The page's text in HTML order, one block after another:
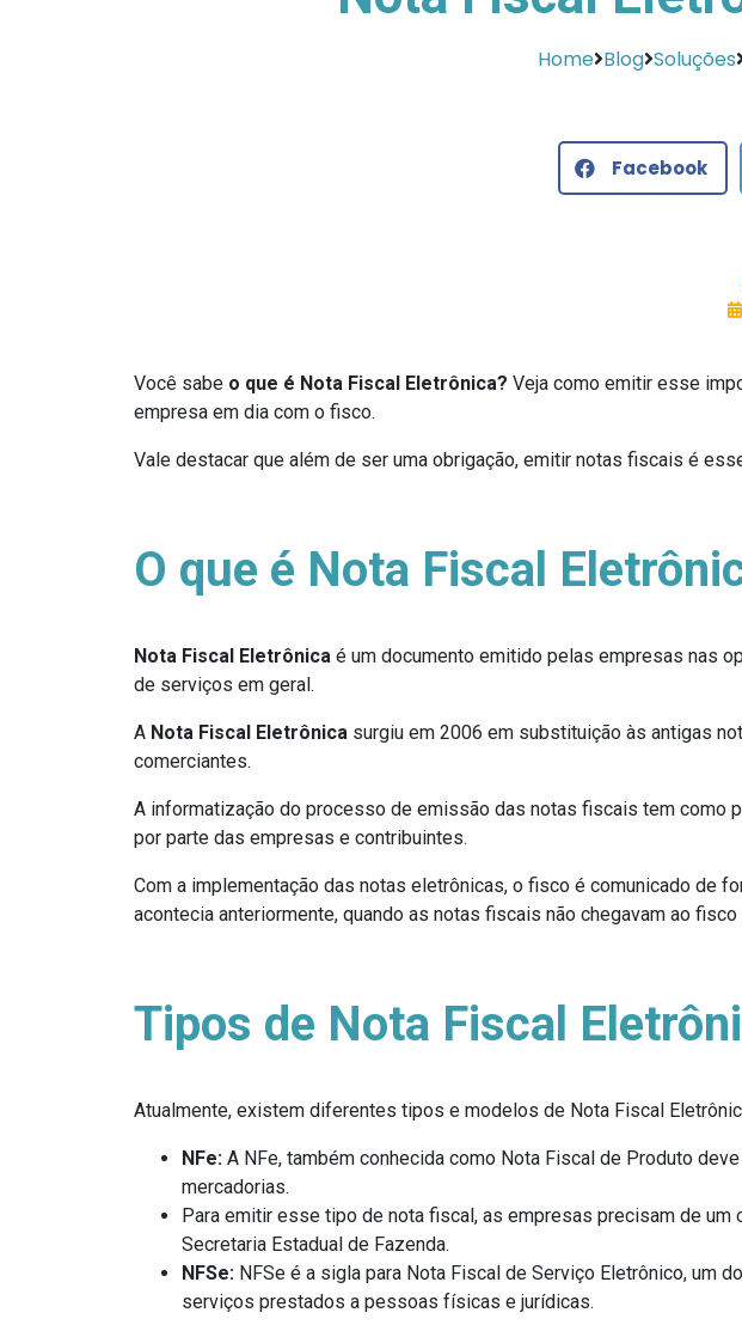
Home Blog Soluções
Facebook
Você sabe o que é Nota Fiscal Eletrônica? Veja como emitir esse
empresa em dia com o fisco.
Vale destacar que além de ser uma obrigação, emitir notas fiscais é
O que é Nota Fiscal
Nota Fiscal Eletrônica é um documento emitido pelas empresas nas
de serviços em geral.
A Nota Fiscal Eletrônica surgiu em 2006 em substituição às antigas
comerciantes.
A informatização do processo de emissão das notas fiscais tem como
por parte das empresas e contribuintes.
Com a implementação das notas eletrônicas, o fisco é comunicado de
acontecia anteriormente, quando as notas fiscais não chegavam ao
Tipos de Nota Fiscal
Atualmente, existem diferentes tipos e modelos de Nota Fiscal
NFe: A NFe, também conhecida como Nota Fiscal de Produto
mercadorias.
Para emitir esse tipo de nota fiscal, as empresas precisam de
Secretaria Estadual de Fazenda.
NFSe: NFSe é a sigla para Nota Fiscal de Serviço Eletrônico, um
serviços prestados a pessoas físicas e jurídicas.